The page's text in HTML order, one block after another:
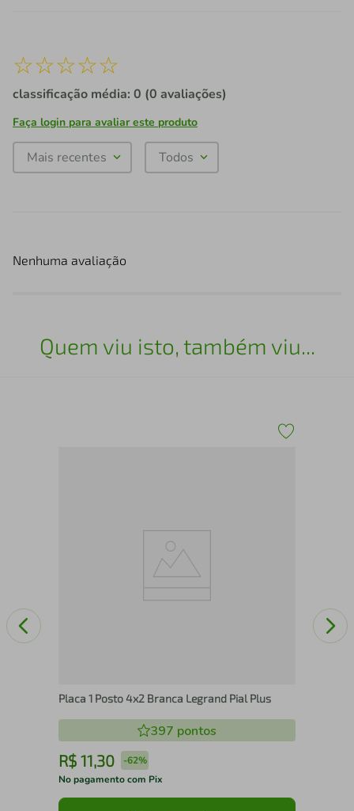
☆☆☆☆☆
classificação média: 0 (0 avaliações)
Faça login para avaliar este produto
Mais recentes Todos
Nenhuma avaliação
Quem viu isto, também viu...
Placa 1 Posto 4x2 Branca Legrand Pial Plus
397 pontos
R$ 11,30 -62%
No pagamento com Pix